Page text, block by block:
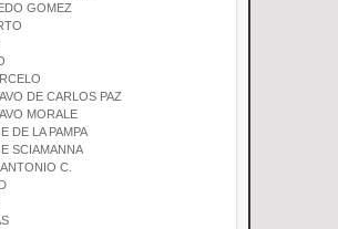
GOMEZ
DE CARLOS PAZ
MORALE
DE LA PAMPA
SCIAMANNA
C.